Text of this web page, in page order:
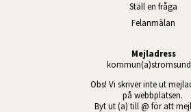
Ställ en fråga
Felanmälan
Mejladress
Obs! Vi skriver inte ut
på webbplatsen.
Byt ut (a) till @ för att